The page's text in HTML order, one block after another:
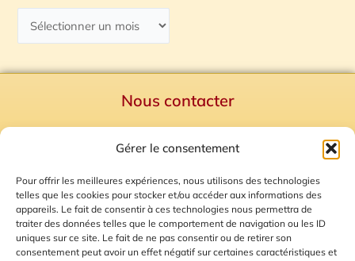
Gérer le consentement
Pour offrir les meilleures expériences, nous utilisons des technologies
telles que les cookies pour stocker et/ou accéder aux informations des
appareils. Le fait de consentir à ces technologies nous permettra de
traiter des données telles que le comportement de navigation ou les ID
uniques sur ce site. Le fait de ne pas consentir ou de retirer son
consentement peut avoir un effet négatif sur certaines caractéristiques et
Nous contacter
Mentions Légales
Plan du site
Gestion des Cookies